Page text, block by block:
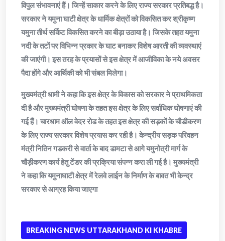
विपुल संभावनाएं हैं। जिन्हें साकार करने के लिए राज्य सरकार प्रतिबद्ध है।
सरकार ने यमुना घाटी क्षेत्र के धार्मिक क्षेत्रों को विकसित कर श्रीकृष्ण
यमुना तीर्थ सर्किट विकसित करने का बीड़ा उठाया है। जिसके तहत यमुना
नदी के तटों पर विभिन्न प्रकार के घाट बनाकर विशेष आरती की व्यवस्थाएं
की जाएंगी। इस तरह के प्रयासों से इस क्षेत्र में आजीविका के नये अवसर
पैदा होंगे और आर्थिकी को भी संबल मिलेगा।
मुख्यमंत्री धामी ने कहा कि इस क्षेत्र के विकास को सरकार ने प्राथमिकता
दी है और मुख्यमंत्री घोषणा के तहत इस क्षेत्र के लिए सर्वाधिक घोषणाएं की
गई हैं। चारधाम ऑल वेदर रोड के तहत इस क्षेत्र की सड़कों के चौडीकरण
के लिए राज्य सरकार विशेष प्रयास कर रही है। केन्द्रीय सड़क परिवहन
मंत्री नितिन गडकरी से वार्ता के बाद डामटा से आगे यमुनोत्री मार्ग के
चौड़ीकरण कार्य हेतु टेंडर की प्रक्रिया संपन्न करा ली गई है। मुख्यमंत्री
ने कहा कि यमुनाघाटी क्षेत्र में रेलवे लाईन के निर्माण के बावत भी केन्द्र
सरकार से आग्रह किया जाएगा
BREAKING NEWS UTTARAKHAND KI KHABRE